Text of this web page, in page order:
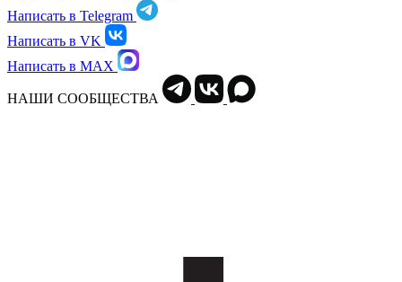
Написать в Telegram
Написать в VK
Написать в MAX
НАШИ СООБЩЕСТВА